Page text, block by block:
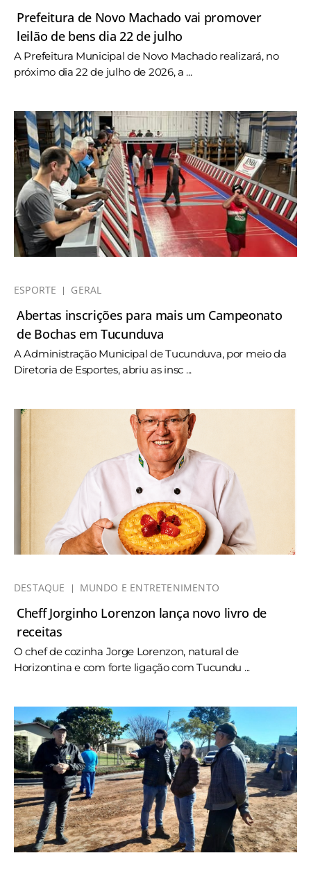
Prefeitura de Novo Machado vai promover
leilão de bens dia 22 de julho
A Prefeitura Municipal de Novo Machado realizará, no
próximo dia 22 de julho de 2026, a ...
ESPORTE GERAL
Abertas inscrições para mais um Campeonato
de Bochas em Tucunduva
A Administração Municipal de Tucunduva, por meio da
Diretoria de Esportes, abriu as insc ...
DESTAQUE MUNDO E ENTRETENIMENTO
Cheff Jorginho Lorenzon lança novo livro de
receitas
O chef de cozinha Jorge Lorenzon, natural de
Horizontina e com forte ligação com Tucundu ...